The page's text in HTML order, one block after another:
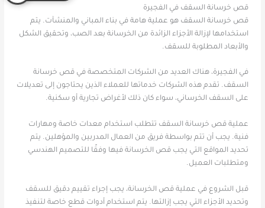
قص خرسانة السقف في الفجيرة
قص خرسانة السقف هو عملية هامة في بناء المباني والمنشآت. يتم
استخدامها لإزالة الأجزاء الزائدة من الخرسانة بعد الصب، وتحقيق الشكل
والأبعاد المطلوبة للسقف.
في الفجيرة، هناك العديد من الشركات المتخصصة في قص خرسانة
السقف. تقدم هذه الشركات خدماتها للعملاء الذين يحتاجون إلى تعديلات
على السقف الخرساني، سواء كان ذلك لأغراض تجارية أو سكنية.
عملية قص خرسانة السقف تتطلب استخدام معدات خاصة ومهارات
فنية. يجب أن تتم بواسطة فريق من العمال المدربين والمؤهلين. يتم
تحديد المواقع التي يجب قص الخرسانة فيها وفقًا للتصميم الهندسي
ومتطلبات العميل.
قبل الشروع في عملية قص الخرسانة، يجب إجراء تقييم دقيق للسقف
وتحديد الأجزاء التي يجب إزالتها. يتم استخدام أدوات قطع خاصة لتنفيذ